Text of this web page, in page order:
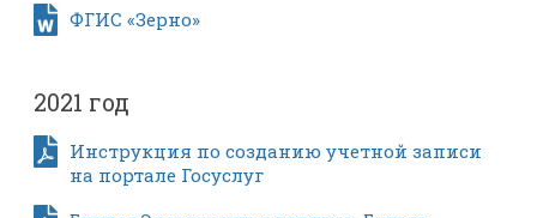
ФГИС «Зерно»
2021 год
Инструкция по созданию учетной записи
на портале Госуслуг